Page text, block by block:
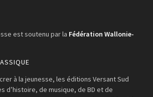
est soutenu par la Fédération Wallonie-
à la jeunesse, les éditions Versant Sud
d’histoire, de musique, de BD et de